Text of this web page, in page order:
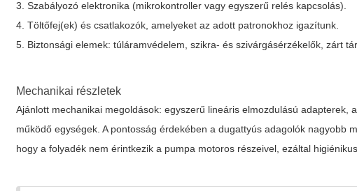
3. Szabályozó elektronika (mikrokontroller vagy egyszerű relés kapcsolás).
4. Töltőfej(ek) és csatlakozók, amelyeket az adott patronokhoz igazítunk.
5. Biztonsági elemek: túláramvédelem, szikra- és szivárgásérzékelők, zárt
Mechanikai részletek
Ajánlott mechanikai megoldások: egyszerű lineáris elmozdulású
működő egységek. A pontosság érdekében a dugattyús adagolók nagyobb
hogy a folyadék nem érintkezik a pumpa motoros részeivel, ezáltal